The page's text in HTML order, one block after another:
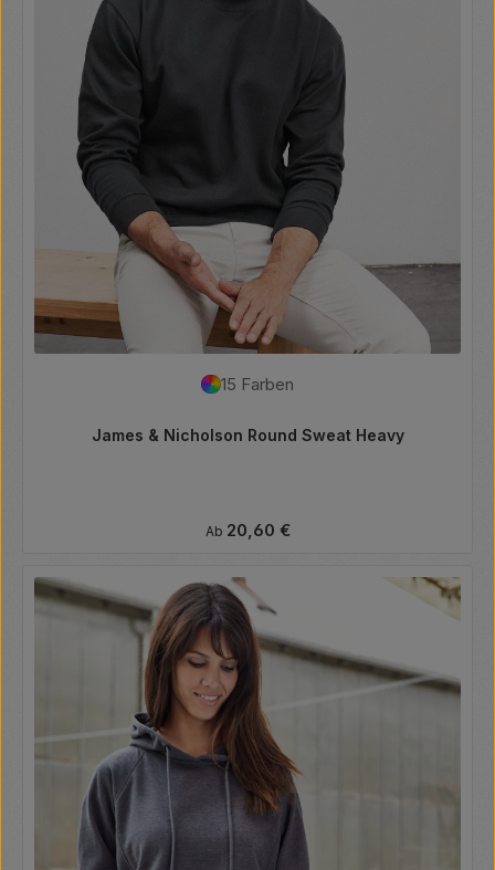
15 Farben
James & Nicholson Round Sweat Heavy
Regulärer Preis:
Ab 20,60 €